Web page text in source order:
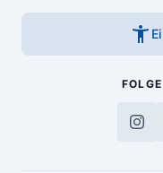
accessibility_new